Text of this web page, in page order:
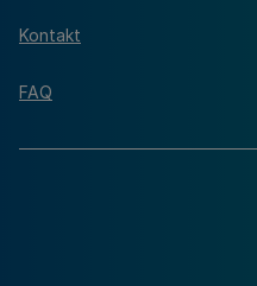
Kontakt
FAQ